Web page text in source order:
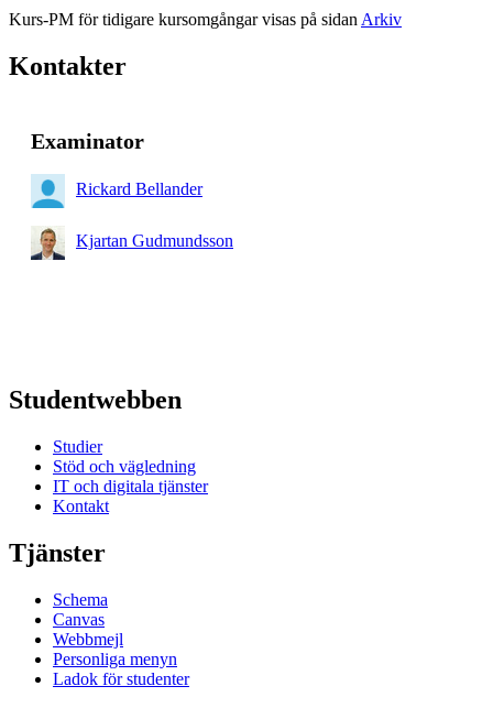
Kurs-PM för tidigare kursomgångar visas på sidan Arkiv
Kontakter
Examinator
Rickard Bellander
Kjartan Gudmundsson
Studentwebben
Studier
Stöd och vägledning
IT och digitala tjänster
Kontakt
Tjänster
Schema
Canvas
Webbmejl
Personliga menyn
Ladok för studenter